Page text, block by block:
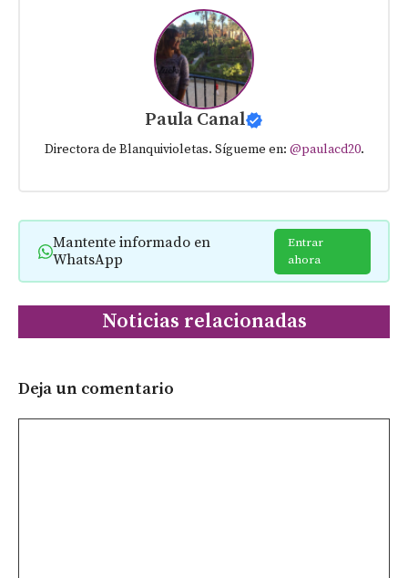
Paula Canal
Directora de Blanquivioletas. Sígueme en: @paulacd20.
Mantente informado en
WhatsApp
Entrar
ahora
Noticias relacionadas
Deja un comentario